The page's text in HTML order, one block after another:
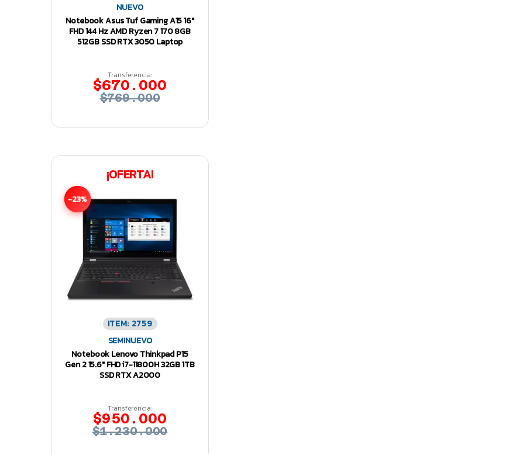
NUEVO
Notebook Asus Tuf Gaming A15 16″
FHD 144 Hz AMD Ryzen 7 170 8GB
512GB SSD RTX 3050 Laptop
Transferencia:
$670.000
$769.000
¡OFERTA!
-23%
ITEM: 2759
SEMINUEVO
Notebook Lenovo Thinkpad P15
Gen 2 15.6″ FHD i7-11800H 32GB 1TB
SSD RTX A2000
Transferencia:
$950.000
$1.230.000